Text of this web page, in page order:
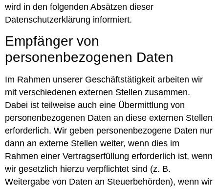
wird in den folgenden Absätzen dieser
Datenschutzerklärung informiert.
Empfänger von
personenbezogenen Daten
Im Rahmen unserer Geschäftstätigkeit arbeiten wir
mit verschiedenen externen Stellen zusammen.
Dabei ist teilweise auch eine Übermittlung von
personenbezogenen Daten an diese externen Stellen
erforderlich. Wir geben personenbezogene Daten nur
dann an externe Stellen weiter, wenn dies im
Rahmen einer Vertragserfüllung erforderlich ist, wenn
wir gesetzlich hierzu verpflichtet sind (z. B.
Weitergabe von Daten an Steuerbehörden), wenn wir